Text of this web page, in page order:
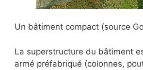
Un bâtiment compact (source
La superstructure du bâtiment
armé préfabriqué (colonnes,